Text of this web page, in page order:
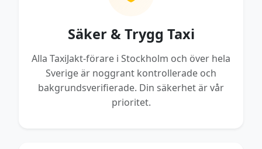
Säker & Trygg Taxi
Alla TaxiJakt-förare i Stockholm och över hela
Sverige är noggrant kontrollerade och
bakgrundsverifierade. Din säkerhet är vår
prioritet.